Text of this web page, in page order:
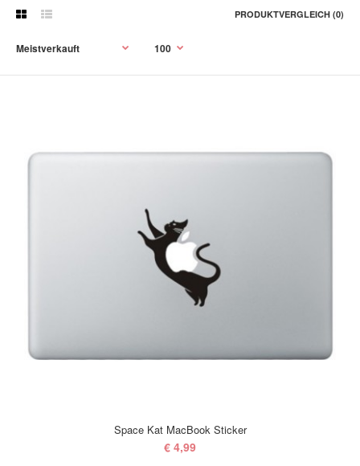
PRODUKTVERGLEICH (0)
Space Kat MacBook Sticker
€ 4,99